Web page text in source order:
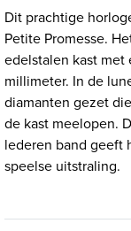
Dit prachtige
Petite Promesse.
edelstalen kast met
millimeter. In de
diamanten gezet
de kast meelopen.
lederen band geeft
speelse uitstraling.